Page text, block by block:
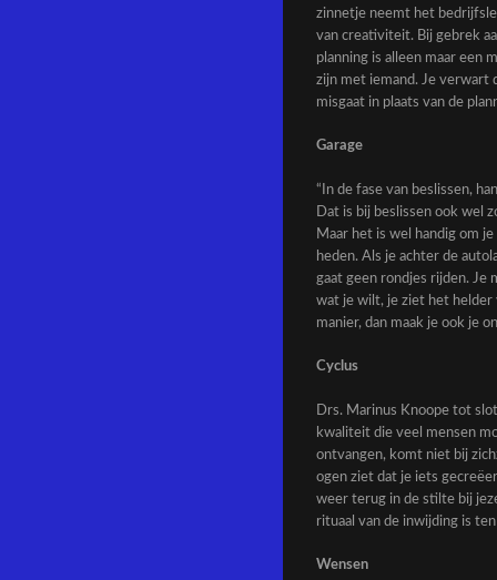
zinnetje neemt het
van creativiteit. Bij gebrek
planning is alleen maar een
zijn met iemand. Je verwart
misgaat in plaats van de
Garage
“In de fase van beslissen,
Dat is bij beslissen ook wel
Maar het is wel handig om
heden. Als je achter de
gaat geen rondjes rijden.
wat je wilt, je ziet het helder
manier, dan maak je ook je
Cyclus
Drs. Marinus Knoope tot
kwaliteit die veel mensen
ontvangen, komt niet bij
ogen ziet dat je iets
weer terug in de stilte bij
rituaal van de inwijding is
Wensen